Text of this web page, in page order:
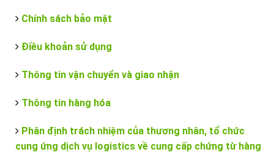
Chính sách bảo mật
Điều khoản sử dụng
Thông tin vận chuyển và giao nhận
Thông tin hàng hóa
Phân định trách nhiệm của thương nhân, tổ chức
cung ứng dịch vụ logistics về cung cấp chứng từ hàng